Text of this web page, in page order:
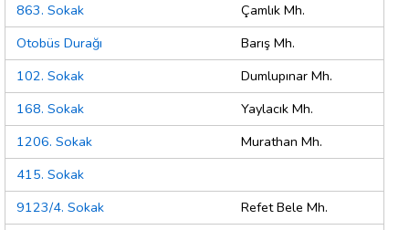
863. Sokak
Çamlık Mh.
Otobüs Durağı
Barış Mh.
102. Sokak
Dumlupınar Mh.
168. Sokak
Yaylacık Mh.
1206. Sokak
Murathan Mh.
415. Sokak
9123/4. Sokak
Refet Bele Mh.